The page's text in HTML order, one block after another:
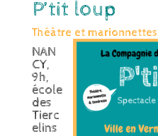
P’tit loup
Théâtre et marionnettes
NAN
CY,
9h,
école
des
Tierc
elins